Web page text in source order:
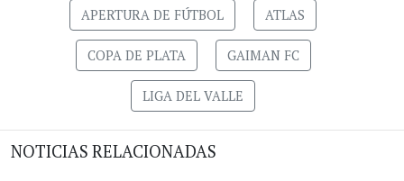
APERTURA DE FÚTBOL ATLAS
COPA DE PLATA GAIMAN FC
LIGA DEL VALLE
NOTICIAS RELACIONADAS